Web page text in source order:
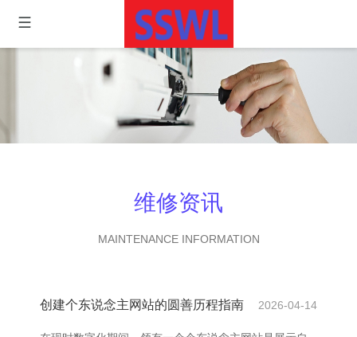
维修资讯
MAINTENANCE INFORMATION
创建个东说念主网站的圆善历程指南 2026-04-14